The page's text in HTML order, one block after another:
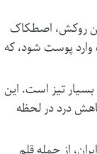
روکش، اصطکاک
پوست شود، که
تیز است. این
درد در لحظه